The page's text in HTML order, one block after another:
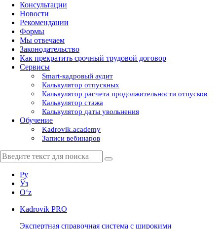
Консультации
Новости
Рекомендации
Формы
Мы отвечаем
Законодательство
Как прекратить срочный трудовой договор
Сервисы
Smart-кадровый аудит
Калькулятор отпускных
Калькулятор расчета продолжительности отпусков
Калькулятор стажа
Калькулятор даты увольнения
Обучение
Kadrovik.academy
Записи вебинаров
Ру
Ўз
Oʻz
Kadrovik PRO
Экспертная справочная система с широкими